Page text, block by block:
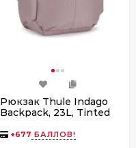
Рюкзак Thule Indago
Backpack, 23L, Tinted
+677 БАЛЛОВ!